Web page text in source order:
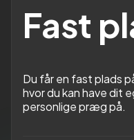
Fast
Du får en fast plads
hvor du kan have
personlige præg på.